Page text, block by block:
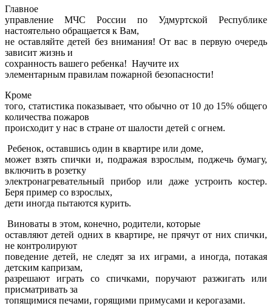
Главное
управление МЧС России по Удмуртской Республике
настоятельно обращается к Вам,
не оставляйте детей без внимания! От вас в первую очередь
зависит жизнь и
сохранность вашего ребенка! Научите их
элементарным правилам пожарной безопасности!
Кроме
того, статистика показывает, что обычно от 10 до 15% общего
количества пожаров
происходит у нас в стране от шалости детей с огнем.
Ребенок, оставшись один в квартире или доме,
может взять спички и, подражая взрослым, поджечь бумагу,
включить в розетку
электронагревательный прибор или даже устроить костер.
Беря пример со взрослых,
дети иногда пытаются курить.
Виноваты в этом, конечно, родители, которые
оставляют детей одних в квартире, не прячут от них спички,
не контролируют
поведение детей, не следят за их играми, а иногда, потакая
детским капризам,
разрешают играть со спичками, поручают разжигать или
присматривать за
топящимися печами, горящими примусами и керогазами.